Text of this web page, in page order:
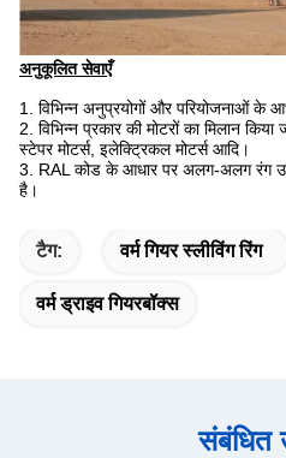
अनुकूलित सेवाएँ
1. विभिन्न अनुप्रयोगों और परियोजनाओं के
2. विभिन्न प्रकार की मोटरों का मिलान
स्टेपर मोटर्स, इलेक्ट्रिकल मोटर्स आदि।
3. RAL कोड के आधार पर अलग-अलग रंग
है।
टैग: वर्म गियर स्लीविंग रिंग
वर्म ड्राइव गियरबॉक्स
संबंधित